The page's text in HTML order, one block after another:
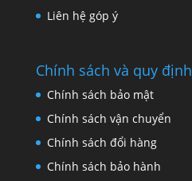
Liên hệ góp ý
Chính sách và quy định
Chính sách bảo mật
Chính sách vận chuyển
Chính sách đổi hàng
Chính sách bảo hành